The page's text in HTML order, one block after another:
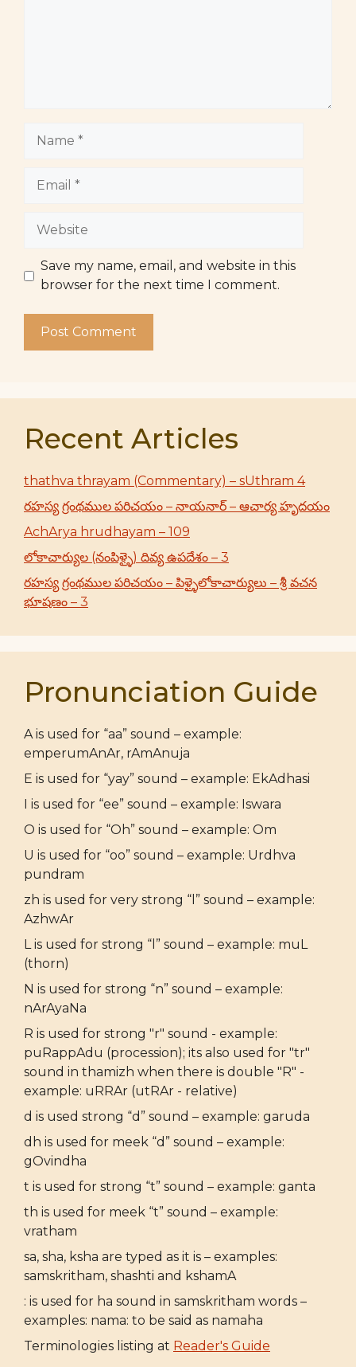
Website
Save my name, email, and website in this
browser for the next time I comment.
Recent Articles
thathva thrayam (Commentary) – sUthram 4
రహస్య గ్రంథముల పరిచయం – నాయనార్ – ఆచార్య హృదయం
AchArya hrudhayam – 109
లోకాచార్యుల (నంపిళ్ళై) దివ్య ఉపదేశం – 3
రహస్య గ్రంథముల పరిచయం – పిళ్ళైలోకాచార్యులు – శ్రీ వచన
భూషణం – 3
Pronunciation Guide
A is used for “aa” sound – example:
emperumAnAr, rAmAnuja
E is used for “yay” sound – example: EkAdhasi
I is used for “ee” sound – example: Iswara
O is used for “Oh” sound – example: Om
U is used for “oo” sound – example: Urdhva
pundram
zh is used for very strong “l” sound – example:
AzhwAr
L is used for strong “l” sound – example: muL
(thorn)
N is used for strong “n” sound – example:
nArAyaNa
R is used for strong "r" sound - example:
puRappAdu (procession); its also used for "tr"
sound in thamizh when there is double "R" -
example: uRRAr (utRAr - relative)
d is used strong “d” sound – example: garuda
dh is used for meek “d” sound – example:
gOvindha
t is used for strong “t” sound – example: ganta
th is used for meek “t” sound – example:
vratham
sa, sha, ksha are typed as it is – examples:
samskritham, shashti and kshamA
: is used for ha sound in samskritham words –
examples: nama: to be said as namaha
Terminologies listing at Reader's Guide